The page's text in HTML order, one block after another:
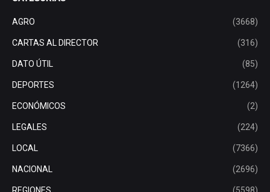
AGRO (3668)
CARTAS AL DIRECTOR (316)
DATO ÚTIL (85)
DEPORTES (1264)
ECONÓMICOS (2)
LEGALES (224)
LOCAL (7366)
NACIONAL (2696)
REGIONES (5598)